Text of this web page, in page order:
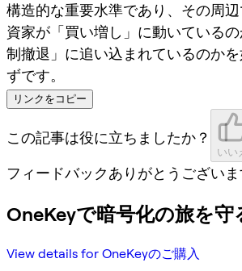
構造的な重要水準であり、その周
資家が「買い増し」に動いている
制撤退」に追い込まれているのか
ずです。
リンクをコピー
この記事は役に立ちましたか？
いい
フィードバックありがとうございま
OneKeyで暗号化の旅を守
View details for OneKeyのご購入